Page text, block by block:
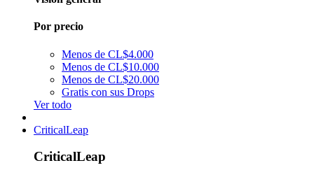
Por precio
Menos de CL$4.000
Menos de CL$10.000
Menos de CL$20.000
Gratis con sus Drops
Ver todo
CriticalLeap
CriticalLeap